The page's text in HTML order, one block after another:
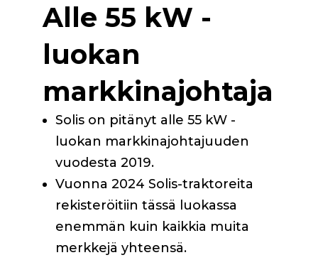
Alle 55 kW -
luokan
markkinajohtaja
Solis on pitänyt alle 55 kW -
luokan markkinajohtajuuden
vuodesta 2019.
Vuonna 2024 Solis-traktoreita
rekisteröitiin tässä luokassa
enemmän kuin kaikkia muita
merkkejä yhteensä.